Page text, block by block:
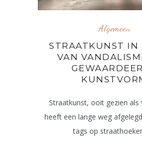
Algemeen
STRAATKUNST IN
VAN
Straatkunst, ooit gezien als
heeft een lange weg
tags op